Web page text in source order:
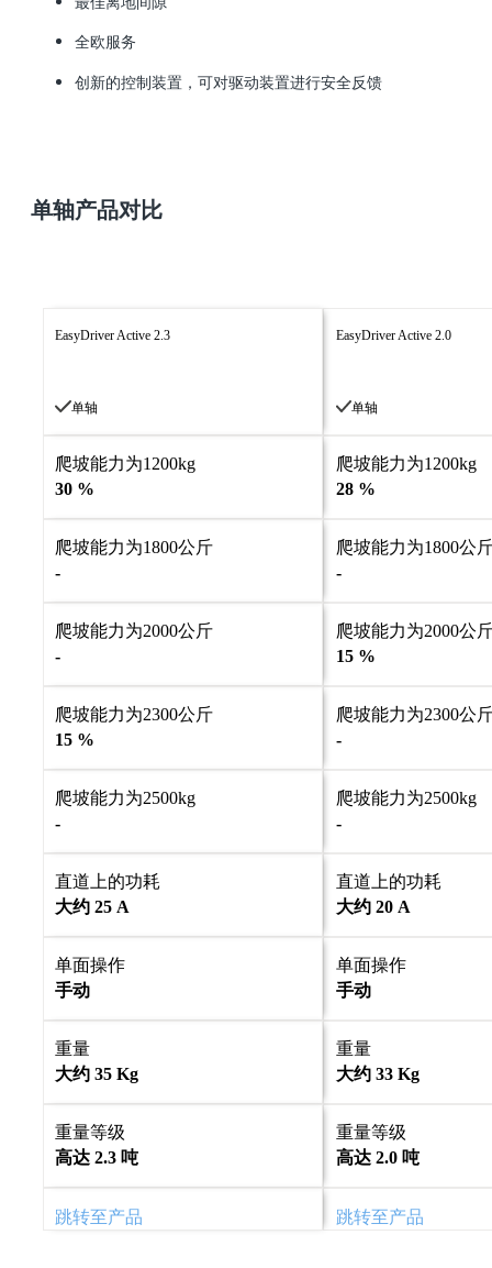
全欧服务
创新的控制装置，可对驱动装置进行安全反馈
单轴产品对比
EasyDriver Active 2.3
单轴
EasyDriver Active 2.0
单轴
爬坡能力为1200kg
30 %
爬坡能力为1200kg
28 %
爬坡能力为1800公斤
-
爬坡能力为1800公
-
爬坡能力为2000公斤
-
爬坡能力为2000公
15 %
爬坡能力为2300公斤
15 %
爬坡能力为2300公
-
爬坡能力为2500kg
-
爬坡能力为2500kg
-
直道上的功耗
大约 25 A
直道上的功耗
大约 20 A
单面操作
手动
单面操作
手动
重量
大约 35 Kg
重量
大约 33 Kg
重量等级
高达 2.3 吨
重量等级
高达 2.0 吨
跳转至产品 跳转至产品